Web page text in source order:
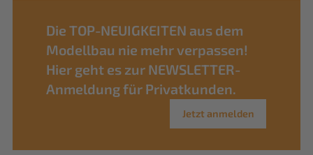
Die TOP-NEUIGKEITEN aus dem
Modellbau nie mehr verpassen!
Hier geht es zur NEWSLETTER-
Anmeldung für Privatkunden.
Jetzt anmelden